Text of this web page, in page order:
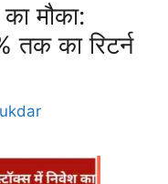
मौका:
तक का रिटर्न